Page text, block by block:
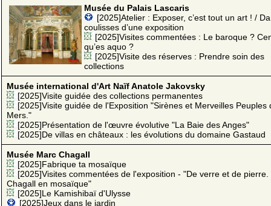
Musée du Palais Lascaris
[2025]Atelier : Exposer, c’est tout un art ! /
coulisses d’une exposition
[2025]Visites commentées : Le baroque ?
qu’es aquo ?
[2025]Visite des réserves : Prendre soin des
collections
Musée international d'Art Naïf Anatole Jakovsky
[2025]Visite guidée des collections permanentes
[2025]Visite guidée de l'Exposition "Sirènes et Merveilles Peuples
Mers."
[2025]Présentation de l'œuvre évolutive "La Baie des Anges"
[2025]De villas en châteaux : les évolutions du domaine Gastaud
Musée Marc Chagall
[2025]Fabrique ta mosaïque
[2025]Visites commentées de l'exposition - "De verre et de pierre.
Chagall en mosaïque"
[2025]Le Kamishibaï d'Ulysse
[2025]Jeux dans le jardin